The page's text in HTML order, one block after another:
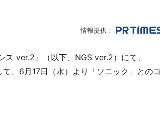
情報提供：
ver.2』（以下、NGS ver.2）にて、
、6月17日（水）より「ソニック」とのコ